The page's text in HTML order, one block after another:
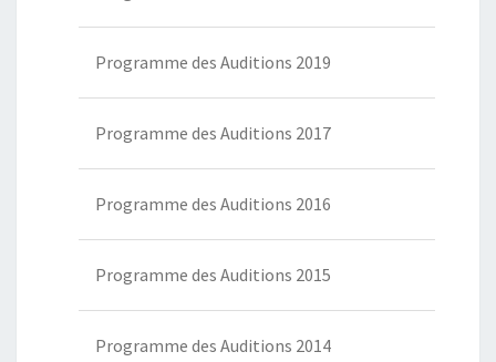
Programme des Auditions 2019
Programme des Auditions 2017
Programme des Auditions 2016
Programme des Auditions 2015
Programme des Auditions 2014